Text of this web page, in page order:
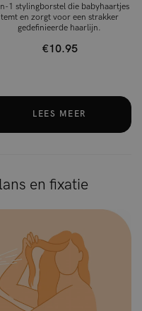
1 stylingborstel die babyhaartjes
temt en zorgt voor een strakker
gedefinieerde haarlijn.
€10.95
LEES MEER
en fixatie